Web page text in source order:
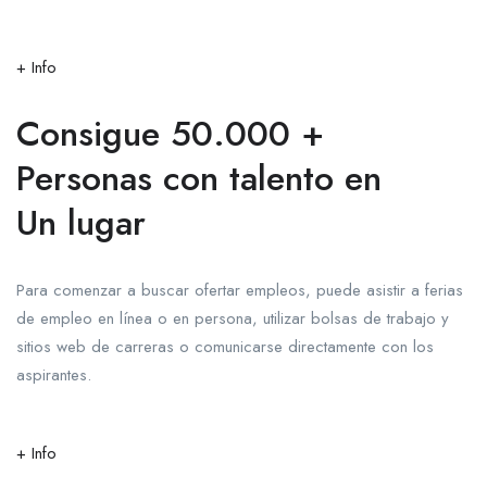
+ Info
Consigue 50.000 +
Personas con talento en
Un lugar
Para comenzar a buscar ofertar empleos, puede asistir a ferias
de empleo en línea o en persona, utilizar bolsas de trabajo y
sitios web de carreras o comunicarse directamente con los
aspirantes.
+ Info